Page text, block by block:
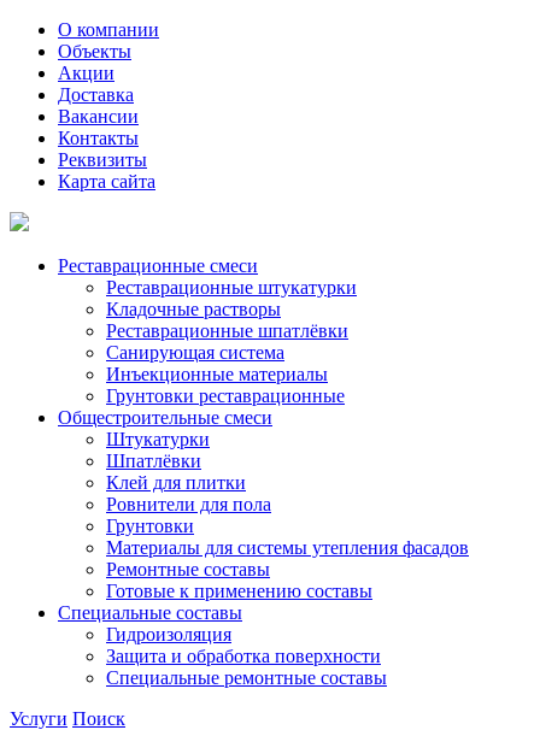
О компании
Объекты
Акции
Доставка
Вакансии
Контакты
Реквизиты
Карта сайта
Реставрационные смеси
Реставрационные штукатурки
Кладочные растворы
Реставрационные шпатлёвки
Санирующая система
Инъекционные материалы
Грунтовки реставрационные
Общестроительные смеси
Штукатурки
Шпатлёвки
Клей для плитки
Ровнители для пола
Грунтовки
Материалы для системы утепления фасадов
Ремонтные составы
Готовые к применению составы
Специальные составы
Гидроизоляция
Защита и обработка поверхности
Специальные ремонтные составы
Услуги Поиск